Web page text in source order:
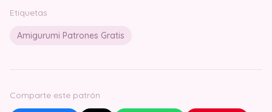
Etiquetas
Amigurumi Patrones Gratis
Comparte este patrón